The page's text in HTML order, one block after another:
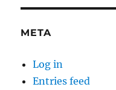
META
Log in
Entries feed